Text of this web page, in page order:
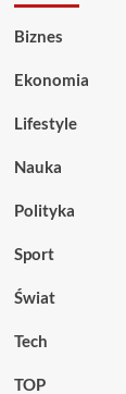
Biznes
Ekonomia
Lifestyle
Nauka
Polityka
Sport
Świat
Tech
TOP